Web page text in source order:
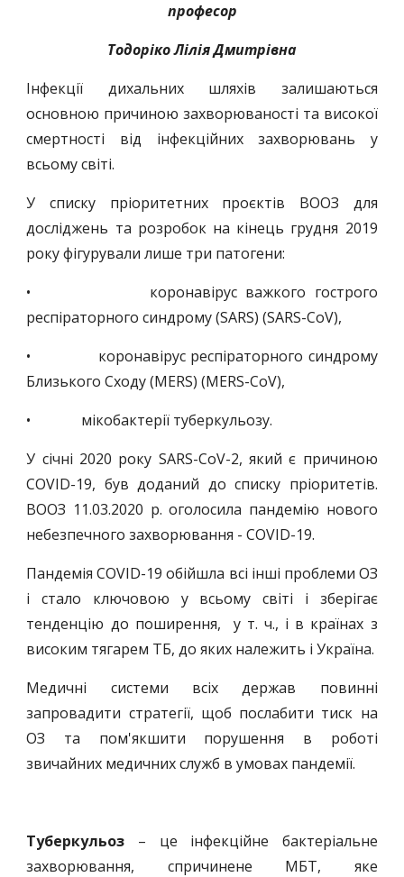
професор
Тодоріко Лілія Дмитрівна
Інфекції дихальних шляхів залишаються
основною причиною захворюваності та високої
смертності від інфекційних захворювань у
всьому світі.
У списку пріоритетних проєктів ВООЗ для
досліджень та розробок на кінець грудня 2019
року фігурували лише три патогени:
• коронавірус важкого гострого
респіраторного синдрому (SARS) (SARS-CoV),
• коронавірус респіраторного синдрому
Близького Сходу (MERS) (MERS-CoV),
• мікобактерії туберкульозу.
У січні 2020 року SARS-CoV-2, який є причиною
COVID-19, був доданий до списку пріоритетів.
ВООЗ 11.03.2020 р. оголосила пандемію нового
небезпечного захворювання - COVID-19.
Пандемія COVID-19 обійшла всі інші проблеми ОЗ
і стало ключовою у всьому світі і зберігає
тенденцію до поширення, у т. ч., і в країнах з
високим тягарем ТБ, до яких належить і Україна.
Медичні системи всіх держав повинні
запровадити стратегії, щоб послабити тиск на
ОЗ та пом'якшити порушення в роботі
звичайних медичних служб в умовах пандемії.
Туберкульоз – це інфекційне бактеріальне
захворювання, спричинене МБТ, яке